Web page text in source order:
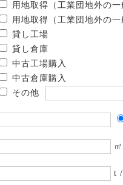
用地取得（工業団地外の
用地取得（工業団地外の
貸し工場
貸し倉庫
中古工場購入
中古倉庫購入
その他
㎡
t